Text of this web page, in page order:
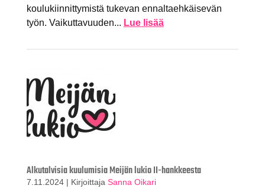
koulukiinnittymistä tukevan ennaltaehkäisevän
työn. Vaikuttavuuden... Lue lisää
Alkutalvisia kuulumisia Meijän lukio II-hankkeesta
7.11.2024 | Kirjoittaja Sanna Oikari